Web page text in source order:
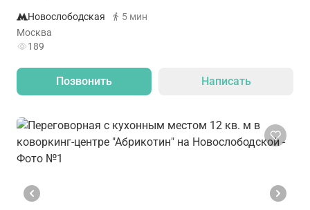
Новослободская
5 мин
Москва
189
Позвонить Написать